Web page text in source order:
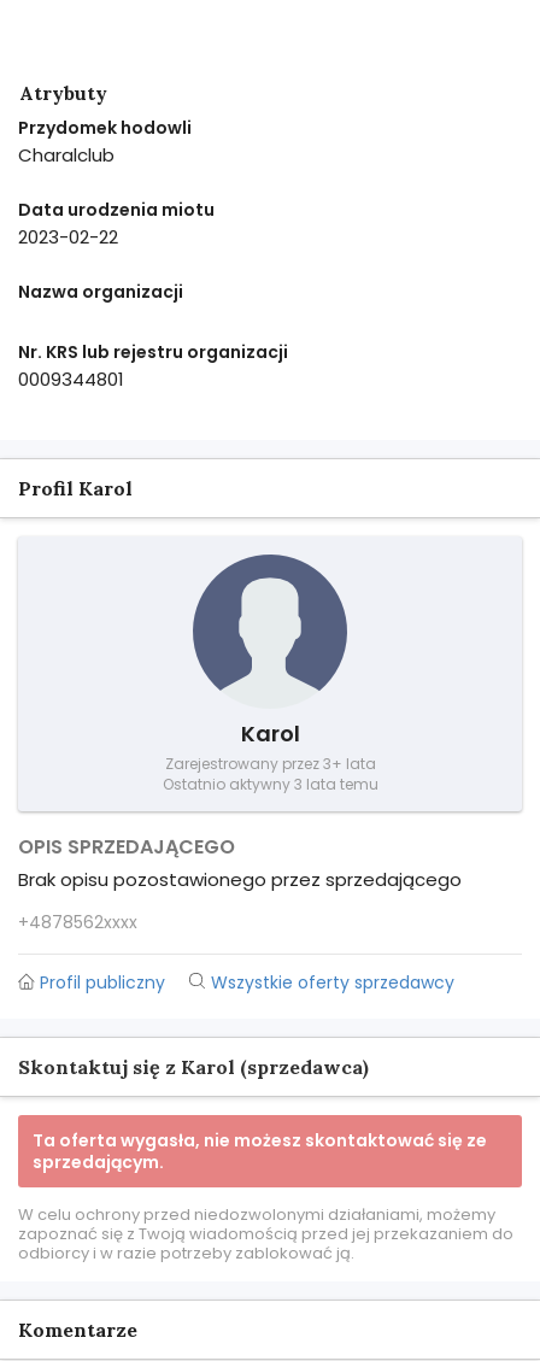
Atrybuty
Przydomek hodowli
Charalclub
Data urodzenia miotu
2023-02-22
Nazwa organizacji
Nr. KRS lub rejestru organizacji
0009344801
Profil Karol
Karol
Zarejestrowany przez 3+ lata
Ostatnio aktywny 3 lata temu
OPIS SPRZEDAJĄCEGO
Brak opisu pozostawionego przez sprzedającego
+4878562xxxx
Profil publiczny Wszystkie oferty sprzedawcy
Skontaktuj się z Karol (sprzedawca)
Ta oferta wygasła, nie możesz skontaktować się ze
sprzedającym.
W celu ochrony przed niedozwolonymi działaniami, możemy
zapoznać się z Twoją wiadomością przed jej przekazaniem do
odbiorcy i w razie potrzeby zablokować ją.
Komentarze